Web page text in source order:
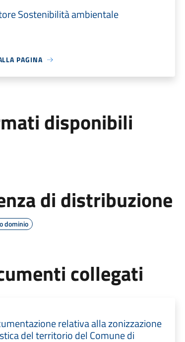
Sostenibilità ambientale
PAGINA
disponibili
di distribuzione
dominio
collegati
relativa alla zonizzazione
del territorio del Comune di